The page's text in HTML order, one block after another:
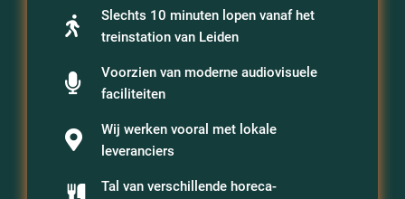
Slechts 10 minuten lopen vanaf het
treinstation van Leiden
Voorzien van moderne audiovisuele
faciliteiten
Wij werken vooral met lokale
leveranciers
Tal van verschillende horeca-